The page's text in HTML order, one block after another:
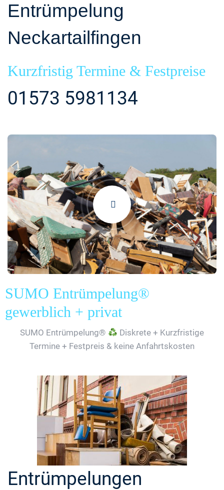
Entrümpelung
Neckartailfingen
Kurzfristig Termine & Festpreise
01573 5981134
SUMO Entrümpelung®
gewerblich + privat
SUMO Entrümpelung®
Diskrete + Kurzfristige
Termine + Festpreis & keine Anfahrtskosten
Entrümpelungen